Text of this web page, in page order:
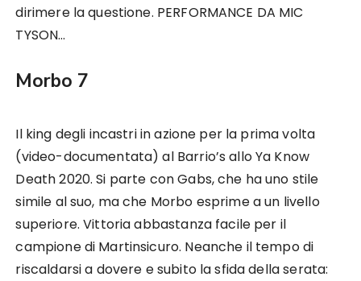
dirimere la questione. PERFORMANCE DA MIC
TYSON…
Morbo 7
Il king degli incastri in azione per la prima volta
(video-documentata) al Barrio’s allo Ya Know
Death 2020. Si parte con Gabs, che ha uno stile
simile al suo, ma che Morbo esprime a un livello
superiore. Vittoria abbastanza facile per il
campione di Martinsicuro. Neanche il tempo di
riscaldarsi a dovere e subito la sfida della serata: